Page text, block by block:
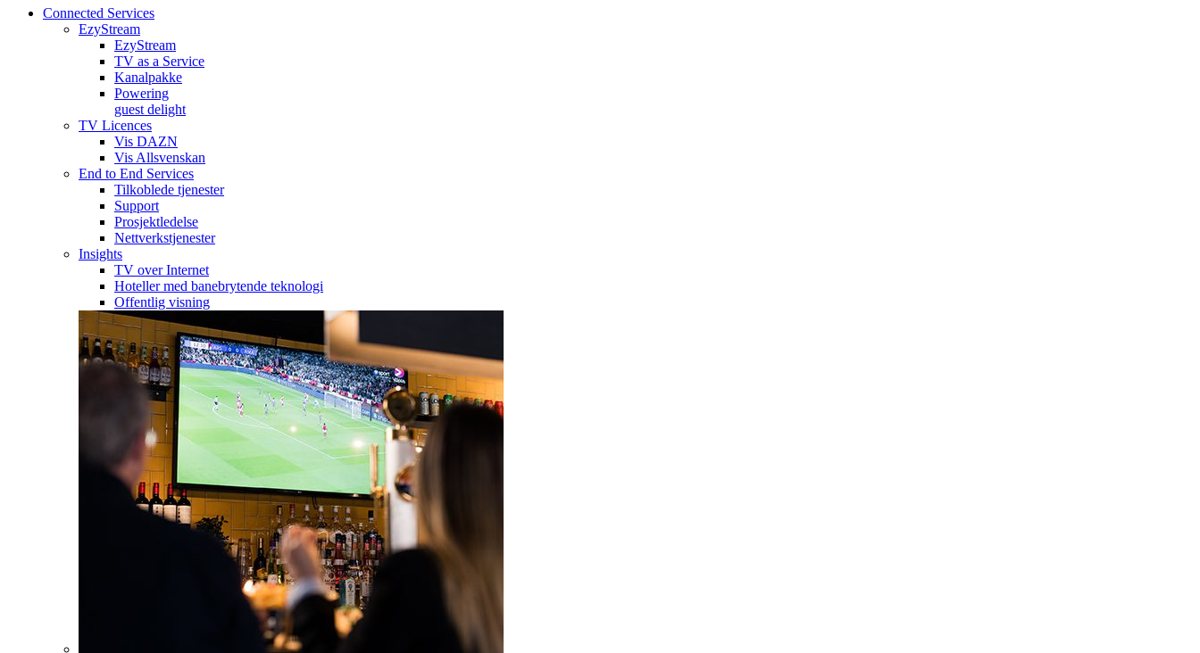
Connected Services
EzyStream
EzyStream
TV as a Service
Kanalpakke
Powering
guest delight
TV Licences
Vis DAZN
Vis Allsvenskan
End to End Services
Tilkoblede tjenester
Support
Prosjektledelse
Nettverkstjenester
Insights
TV over Internet
Hoteller med banebrytende teknologi
Offentlig visning